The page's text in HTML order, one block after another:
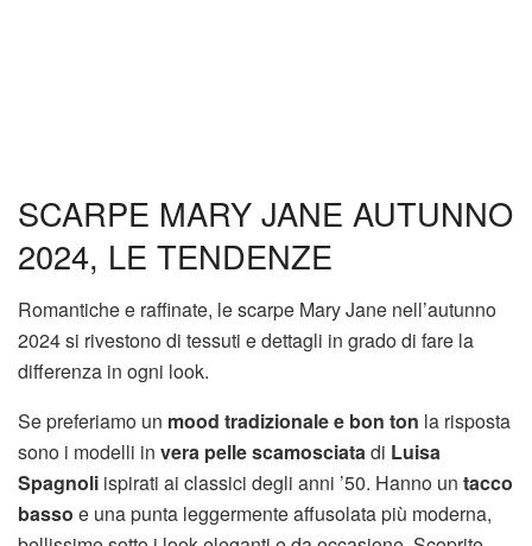
SCARPE MARY JANE AUTUNNO
2024, LE TENDENZE
Romantiche e raffinate, le scarpe Mary Jane nell’autunno
2024 si rivestono di tessuti e dettagli in grado di fare la
differenza in ogni look.
Se preferiamo un mood tradizionale e bon ton la risposta
sono i modelli in vera pelle scamosciatadi Luisa
Spagnoli ispirati ai classici degli anni ’50. Hanno un tacco
basso e una punta leggermente affusolata più moderna,